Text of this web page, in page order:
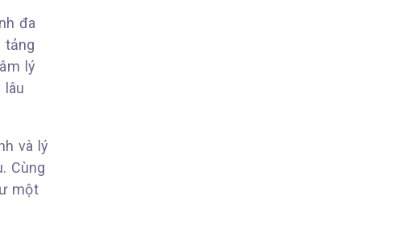
đa
tảng
lý
lâu
và lý
Cùng
một